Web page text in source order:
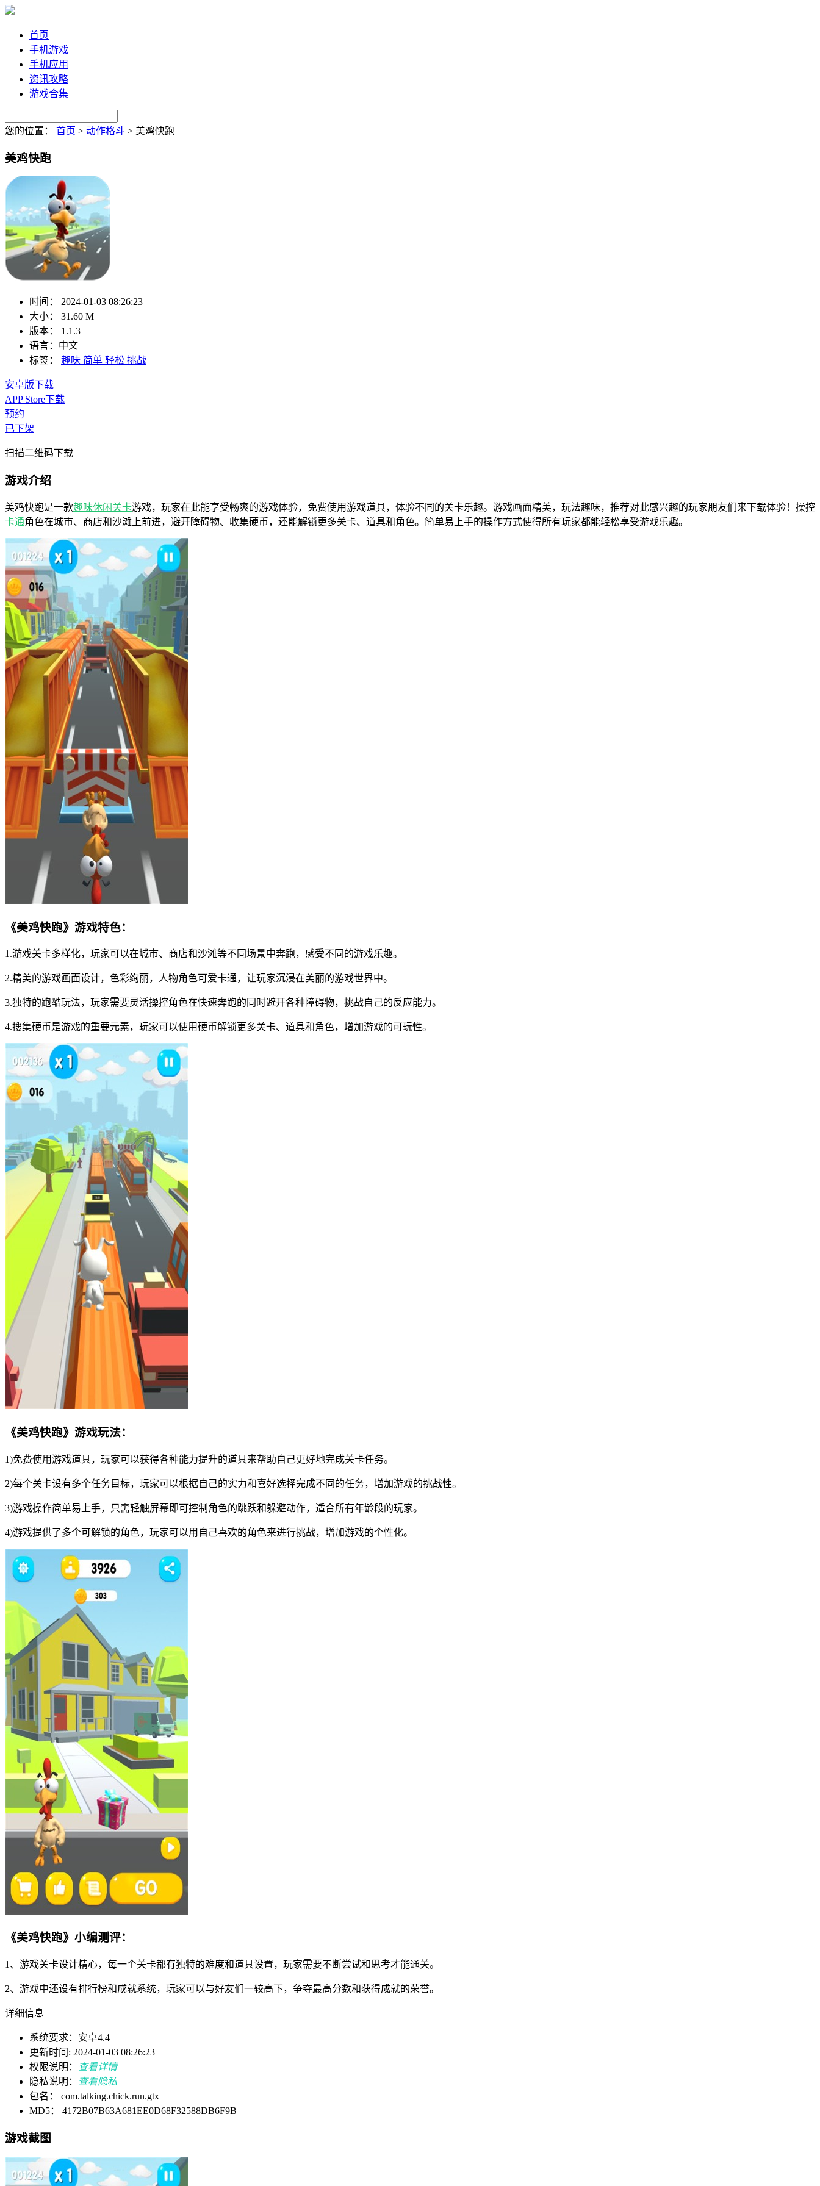
首页
手机游戏
手机应用
资讯攻略
游戏合集
您的位置： 首页 > 动作格斗 > 美鸡快跑
美鸡快跑
时间：
2024-01-03 08:26:23
大小：
31.60 M
版本：
1.1.3
语言： 中文
标签：
趣味 简单 轻松 挑战
安卓版下载
APP Store下载
预约
已下架
扫描二维码下载
游戏介绍
美鸡快跑是一款趣味休闲 关卡游戏，玩家在此能享受畅爽的游戏体验，免费使用游戏道具，体验不同的关卡乐趣。游戏画面精美，玩法趣味，推荐对此感兴趣的玩家朋友们来下载体验！操控
卡通角色在城市、商店和沙滩上前进，避开障碍物、收集硬币，还能解锁更多关卡、道具和角色。简单易上手的操作方式使得所有玩家都能轻松享受游戏乐趣。
《美鸡快跑》游戏特色：
1.游戏关卡多样化，玩家可以在城市、商店和沙滩等不同场景中奔跑，感受不同的游戏乐趣。
2.精美的游戏画面设计，色彩绚丽，人物角色可爱卡通，让玩家沉浸在美丽的游戏世界中。
3.独特的跑酷玩法，玩家需要灵活操控角色在快速奔跑的同时避开各种障碍物，挑战自己的反应能力。
4.搜集硬币是游戏的重要元素，玩家可以使用硬币解锁更多关卡、道具和角色，增加游戏的可玩性。
《美鸡快跑》游戏玩法：
1)免费使用游戏道具，玩家可以获得各种能力提升的道具来帮助自己更好地完成关卡任务。
2)每个关卡设有多个任务目标，玩家可以根据自己的实力和喜好选择完成不同的任务，增加游戏的挑战性。
3)游戏操作简单易上手，只需轻触屏幕即可控制角色的跳跃和躲避动作，适合所有年龄段的玩家。
4)游戏提供了多个可解锁的角色，玩家可以用自己喜欢的角色来进行挑战，增加游戏的个性化。
《美鸡快跑》小编测评：
1、游戏关卡设计精心，每一个关卡都有独特的难度和道具设置，玩家需要不断尝试和思考才能通关。
2、游戏中还设有排行榜和成就系统，玩家可以与好友们一较高下，争夺最高分数和获得成就的荣誉。
详细信息
系统要求：安卓4.4
更新时间: 2024-01-03 08:26:23
权限说明：
查看详情
隐私说明：
查看隐私
包名： com.talking.chick.run.gtx
MD5： 4172B07B63A681EE0D68F32588DB6F9B
游戏截图